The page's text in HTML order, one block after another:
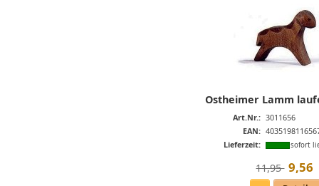
Ostheimer Lamm
Art.Nr.: 3011656
EAN:
Lieferzeit:
sofort
11,95  9,56